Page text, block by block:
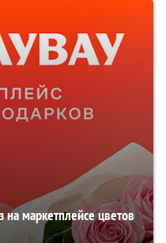
маркетплейсе цветов